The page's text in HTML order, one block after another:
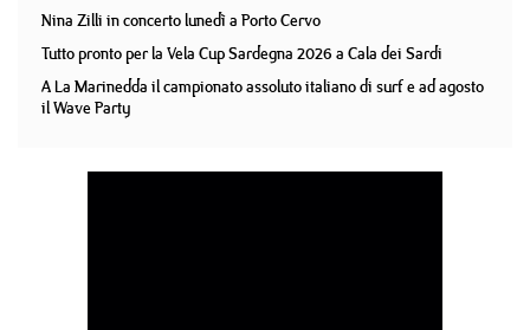
Nina Zilli in concerto lunedì a Porto Cervo
Tutto pronto per la Vela Cup Sardegna 2026 a Cala dei Sardi
A La Marinedda il campionato assoluto italiano di surf e ad agosto
il Wave Party